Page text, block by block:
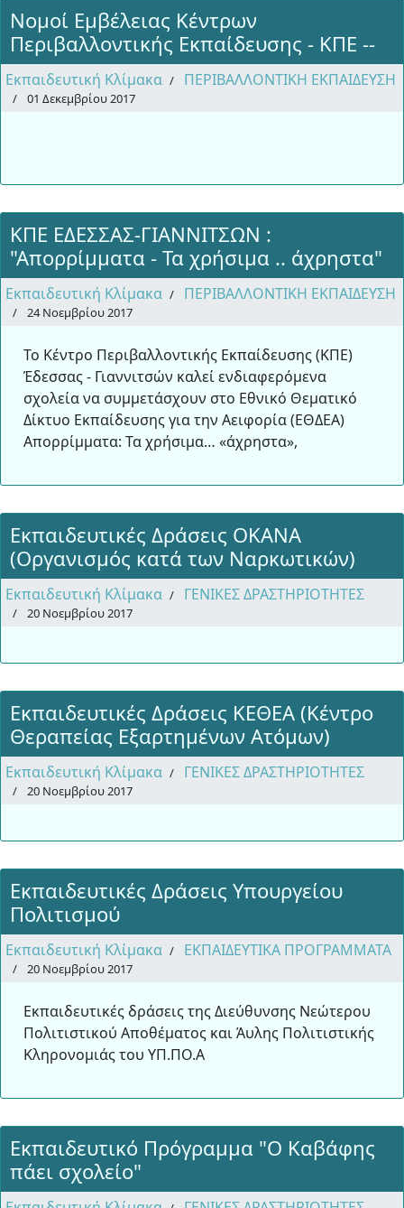
Νομοί Εμβέλειας Κέντρων
Περιβαλλοντικής Εκπαίδευσης - ΚΠΕ --
Εκπαιδευτική Κλίμακα ΠΕΡΙΒΑΛΛΟΝΤΙΚΗ ΕΚΠΑΙΔΕΥΣΗ
01 Δεκεμβρίου 2017
ΚΠΕ ΕΔΕΣΣΑΣ-ΓΙΑΝΝΙΤΣΩΝ :
"Απορρίμματα - Τα χρήσιμα .. άχρηστα"
Εκπαιδευτική Κλίμακα ΠΕΡΙΒΑΛΛΟΝΤΙΚΗ ΕΚΠΑΙΔΕΥΣΗ
24 Νοεμβρίου 2017
Το Κέντρο Περιβαλλοντικής Εκπαίδευσης (ΚΠΕ)
Έδεσσας - Γιαννιτσών καλεί ενδιαφερόμενα
σχολεία να συμμετάσχουν στο Εθνικό Θεματικό
Δίκτυο Εκπαίδευσης για την Αειφορία (ΕΘΔΕΑ)
Απορρίμματα: Τα χρήσιμα… «άχρηστα»,
Εκπαιδευτικές Δράσεις ΟΚΑΝΑ
(Οργανισμός κατά των Ναρκωτικών)
Εκπαιδευτική Κλίμακα ΓΕΝΙΚΕΣ ΔΡΑΣΤΗΡΙΟΤΗΤΕΣ
20 Νοεμβρίου 2017
Εκπαιδευτικές Δράσεις ΚΕΘΕΑ (Κέντρο
Θεραπείας Εξαρτημένων Ατόμων)
Εκπαιδευτική Κλίμακα ΓΕΝΙΚΕΣ ΔΡΑΣΤΗΡΙΟΤΗΤΕΣ
20 Νοεμβρίου 2017
Εκπαιδευτικές Δράσεις Υπουργείου
Πολιτισμού
Εκπαιδευτική Κλίμακα ΕΚΠΑΙΔΕΥΤΙΚΑ ΠΡΟΓΡΑΜΜΑΤΑ
20 Νοεμβρίου 2017
Εκπαιδευτικές δράσεις της Διεύθυνσης Νεώτερου
Πολιτιστικού Αποθέματος και Άυλης Πολιτιστικής
Κληρονομιάς του ΥΠ.ΠΟ.Α
Εκπαιδευτικό Πρόγραμμα "Ο Καβάφης
πάει σχολείο"